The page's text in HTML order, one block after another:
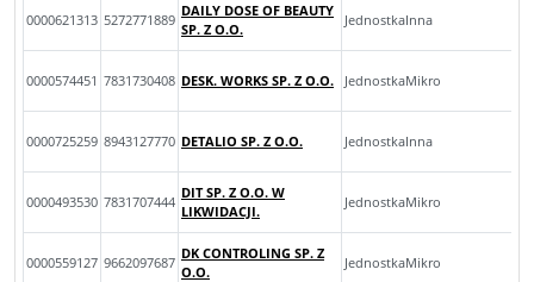
0000621313 5272771889
DAILY DOSE OF BEAUTY
SP. Z O.O.
JednostkaInna
0000574451 7831730408 DESK. WORKS SP. Z O.O. JednostkaMikro
0000725259 8943127770 DETALIO SP. Z O.O. JednostkaInna
0000493530 7831707444
DIT SP. Z O.O. W
LIKWIDACJI.
JednostkaMikro
0000559127 9662097687
DK CONTROLING SP. Z
O.O.
JednostkaMikro